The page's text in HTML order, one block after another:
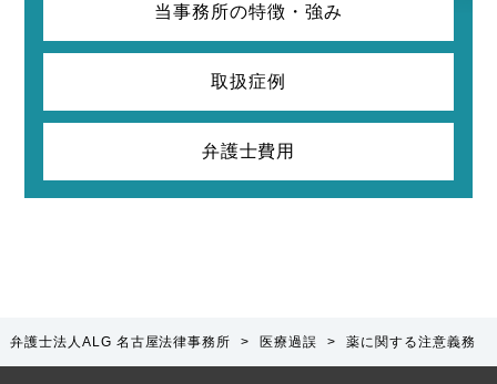
当事務所の特徴・強み
取扱症例
弁護士費用
弁護士法人ALG 名古屋法律事務所 > 医療過誤 > 薬に関する注意義務